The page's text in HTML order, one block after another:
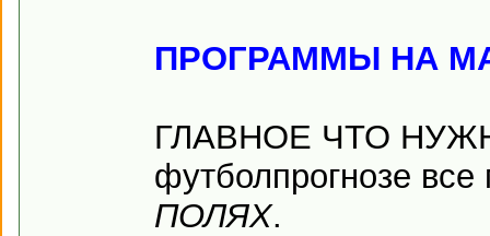
ПРОГРАММЫ НА
ГЛАВНОЕ ЧТО
футболпрогнозе
ПОЛЯХ.